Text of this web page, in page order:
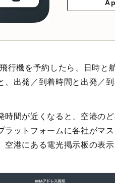
行機を予約したら、日時と
、出発／到着時間と出発／
時間が近くなると、空港の
ラットフォームに各社がマ
空港にある電光掲示板の表